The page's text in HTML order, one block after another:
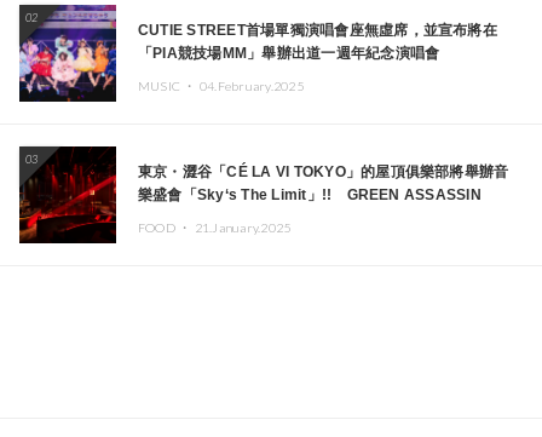
02
CUTIE STREET首場單獨演唱會座無虛席，並宣布將在
「PIA競技場MM」舉辦出道一週年紀念演唱會
MUSIC ・ 04.February.2025
03
東京・澀谷「CÉ LA VI TOKYO」的屋頂俱樂部將舉辦音
樂盛會「Sky‘s The Limit」!! GREEN ASSASSIN
本頂尖DJ及創作者齊聚一堂
FOOD ・ 21.January.2025